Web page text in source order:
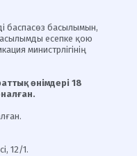
баспасөз басылымын,
есепке қою
министрлігінің
өнімдері 18
12/1.